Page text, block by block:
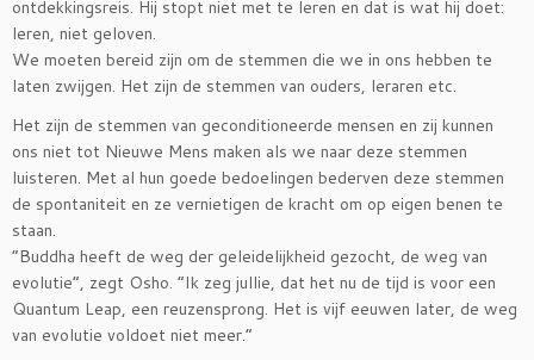
ontdekkingsreis. Hij stopt niet met te leren en dat is wat hij doet:
leren, niet geloven.
We moeten bereid zijn om de stemmen die we in ons hebben te
laten zwijgen. Het zijn de stemmen van ouders, leraren etc.
Het zijn de stemmen van geconditioneerde mensen en zij kunnen
ons niet tot Nieuwe Mens maken als we naar deze stemmen
luisteren. Met al hun goede bedoelingen bederven deze stemmen
de spontaniteit en ze vernietigen de kracht om op eigen benen te
staan.
“Buddha heeft de weg der geleidelijkheid gezocht, de weg van
evolutie”, zegt Osho. “Ik zeg jullie, dat het nu de tijd is voor een
Quantum Leap, een reuzensprong. Het is vijf eeuwen later, de weg
van evolutie voldoet niet meer.”